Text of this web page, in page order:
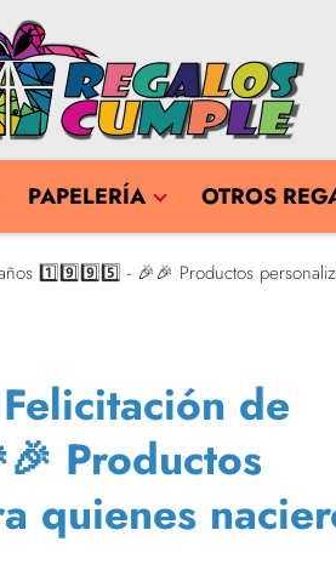
PAPELERÍA OTROS
1️⃣9️⃣9️⃣5️⃣ - 🎉🎉 Productos
de
Productos
quienes